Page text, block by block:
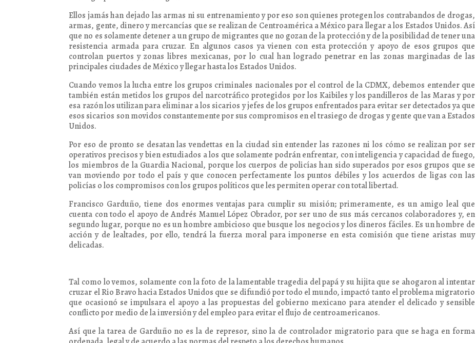
Ellos jamás han dejado las armas ni su entrenamiento y por eso son quienes protegen los contrabandos de drogas,
armas, gente, dinero y mercancías que se realizan de Centroamérica a México para llegar a los Estados Unidos. Así
que no es solamente detener a un grupo de migrantes que no gozan de la protección y de la posibilidad de tener una
resistencia armada para cruzar. En algunos casos ya vienen con esta protección y apoyo de esos grupos que
controlan puertos y zonas libres mexicanas, por lo cual han logrado penetrar en las zonas marginadas de las
principales ciudades de México y llegar hasta los Estados Unidos.
Cuando vemos la lucha entre los grupos criminales nacionales por el control de la CDMX, debemos entender que
también están metidos los grupos del narcotráfico protegidos por los Kaibiles y los pandilleros de las Maras y por
esa razón los utilizan para eliminar a los sicarios y jefes de los grupos enfrentados para evitar ser detectados ya que
esos sicarios son movidos constantemente por sus compromisos en el trasiego de drogas y gente que van a Estados
Unidos.
Por eso de pronto se desatan las vendettas en la ciudad sin entender las razones ni los cómo se realizan por ser
operativos precisos y bien estudiados a los que solamente podrán enfrentar, con inteligencia y capacidad de fuego,
los miembros de la Guardia Nacional, porque los cuerpos de policías han sido superados por esos grupos que se
van moviendo por todo el país y que conocen perfectamente los puntos débiles y los acuerdos de ligas con las
policías o los compromisos con los grupos políticos que les permiten operar con total libertad.
Francisco Garduño, tiene dos enormes ventajas para cumplir su misión; primeramente, es un amigo leal que
cuenta con todo el apoyo de Andrés Manuel López Obrador, por ser uno de sus más cercanos colaboradores y, en
segundo lugar, porque no es un hombre ambicioso que busque los negocios y los dineros fáciles. Es un hombre de
acción y de lealtades, por ello, tendrá la fuerza moral para imponerse en esta comisión que tiene aristas muy
delicadas.
Tal como lo vemos, solamente con la foto de la lamentable tragedia del papá y su hijita que se ahogaron al intentar
cruzar el Rio Bravo hacia Estados Unidos que se difundió por todo el mundo, impactó tanto el problema migratorio
que ocasionó se impulsara el apoyo a las propuestas del gobierno mexicano para atender el delicado y sensible
conflicto por medio de la inversión y del empleo para evitar el flujo de centroamericanos.
Así que la tarea de Garduño no es la de represor, sino la de controlador migratorio para que se haga en forma